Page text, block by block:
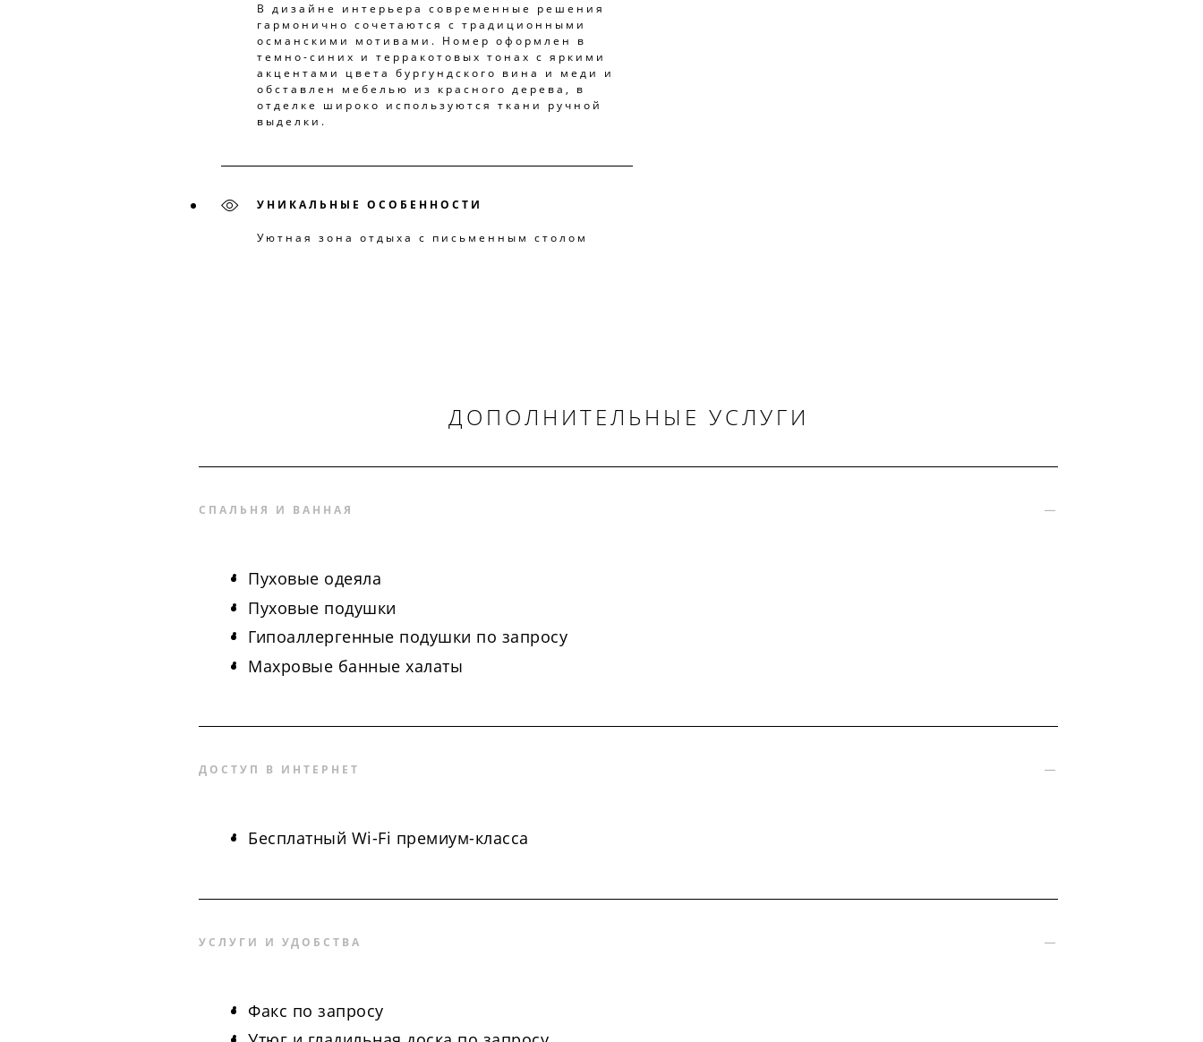
В дизайне интерьера современные решения
гармонично сочетаются с традиционными
османскими мотивами. Номер оформлен в
темно-синих и терракотовых тонах с яркими
акцентами цвета бургундского вина и меди и
обставлен мебелью из красного дерева, в
отделке широко используются ткани ручной
выделки.
УНИКАЛЬНЫЕ ОСОБЕННОСТИ
Уютная зона отдыха с письменным столом
ДОПОЛНИТЕЛЬНЫЕ УСЛУГИ
СПАЛЬНЯ И ВАННАЯ
Пуховые одеяла
Пуховые подушки
Гипоаллергенные подушки по запросу
Махровые банные халаты
ДОСТУП В ИНТЕРНЕТ
Бесплатный Wi-Fi премиум-класса
УСЛУГИ И УДОБСТВА
Факс по запросу